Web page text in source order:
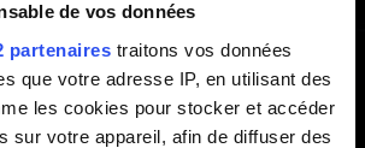
de vos données
partenaires traitons vos données
que votre adresse IP, en utilisant des
les cookies pour stocker et accéder
sur votre appareil, afin de diffuser des
vos idées et opinions, merci
nos
forums